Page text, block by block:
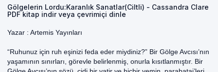
Gölgelerin Lordu:Karanlık Sanatlar(Ciltli) - Cassandra Clare
PDF kitap indir veya çevrimiçi dinle
Yazar : Artemis Yayınları
“Ruhunuz için ruh eşinizi feda eder miydiniz?” Bir Gölge Avcısı’nın
yaşamının sınırları, görevle belirlenmiş, onurla kısıtlanmıştır. Bir